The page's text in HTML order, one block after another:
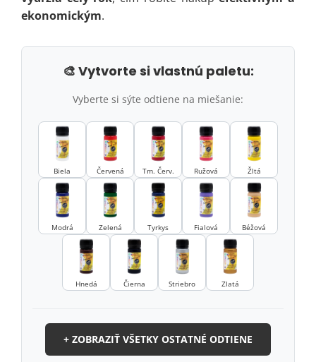
ekonomickým.
🎨 Vytvorte si vlastnú paletu:
Vyberte si sýte odtiene na miešanie:
Biela Červená Tm. Červ. Ružová Žltá
Modrá Zelená Tyrkys Fialová Béžová
Hnedá Čierna Striebro Zlatá
+ ZOBRAZIŤ VŠETKY OSTATNÉ ODTIENE